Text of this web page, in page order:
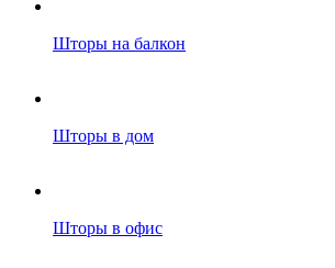
Шторы на балкон
Шторы в дом
Шторы в офис